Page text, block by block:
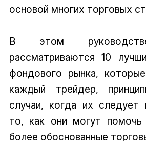
основой многих торговых
В этом
рассматриваются 10
фондового рынка,
каждый трейдер,
случаи, когда их следует
то, как они могут помочь
более обоснованные